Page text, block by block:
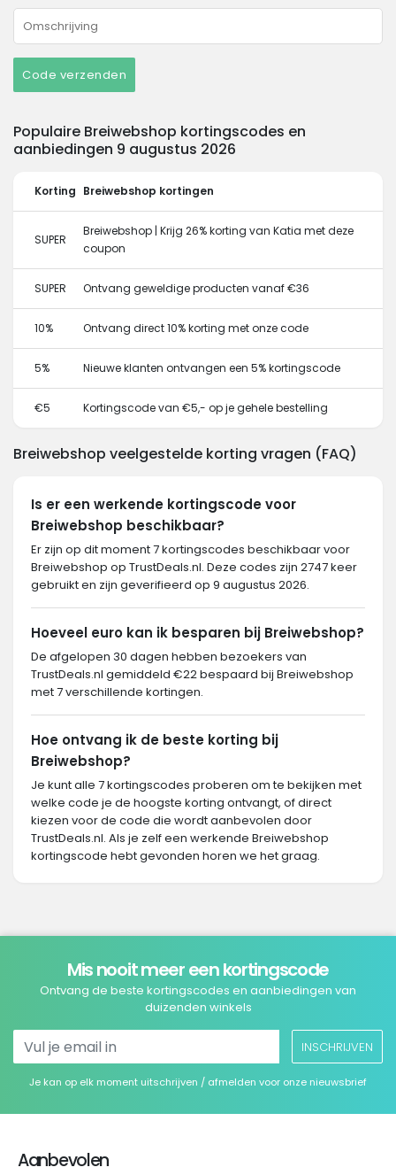
Code verzenden
Populaire Breiwebshop kortingscodes en
aanbiedingen 9 augustus 2026
Korting Breiwebshop kortingen
SUPER
Breiwebshop | Krijg 26% korting van Katia met deze
coupon
SUPER Ontvang geweldige producten vanaf €36
10% Ontvang direct 10% korting met onze code
5% Nieuwe klanten ontvangen een 5% kortingscode
€5 Kortingscode van €5,- op je gehele bestelling
Breiwebshop veelgestelde korting vragen (FAQ)
Is er een werkende kortingscode voor
Breiwebshop beschikbaar?
Er zijn op dit moment 7 kortingscodes beschikbaar voor
Breiwebshop op TrustDeals.nl. Deze codes zijn 2747 keer
gebruikt en zijn geverifieerd op 9 augustus 2026.
Hoeveel euro kan ik besparen bij Breiwebshop?
De afgelopen 30 dagen hebben bezoekers van
TrustDeals.nl gemiddeld €22 bespaard bij Breiwebshop
met 7 verschillende kortingen.
Hoe ontvang ik de beste korting bij
Breiwebshop?
Je kunt alle 7 kortingscodes proberen om te bekijken met
welke code je de hoogste korting ontvangt, of direct
kiezen voor de code die wordt aanbevolen door
TrustDeals.nl. Als je zelf een werkende Breiwebshop
kortingscode hebt gevonden horen we het graag.
Mis nooit meer een kortingscode
Ontvang de beste kortingscodes en aanbiedingen van
duizenden winkels
INSCHRIJVEN
Je kan op elk moment uitschrijven / afmelden voor onze nieuwsbrief
Aanbevolen